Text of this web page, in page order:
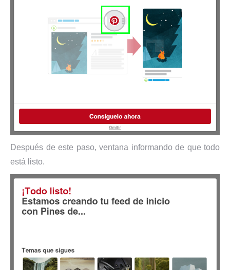
Después de este paso, ventana informando de que todo
está listo.